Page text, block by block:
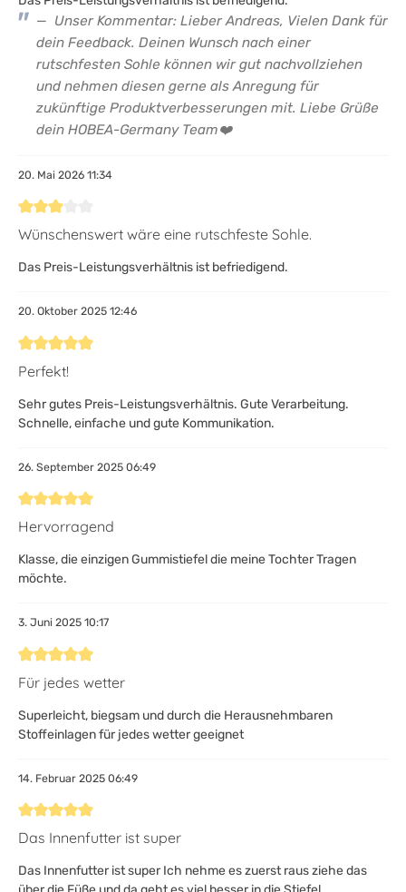
Unser Kommentar: Lieber Andreas, Vielen Dank für
dein Feedback. Deinen Wunsch nach einer
rutschfesten Sohle können wir gut nachvollziehen
und nehmen diesen gerne als Anregung für
zukünftige Produktverbesserungen mit. Liebe Grüße
dein HOBEA-Germany Team❤️
20. Mai 2026 11:34
Bewertung mit 3 von 5 Sternen
Wünschenswert wäre eine rutschfeste Sohle.
Das Preis-Leistungsverhältnis ist befriedigend.
20. Oktober 2025 12:46
Bewertung mit 5 von 5 Sternen
Perfekt!
Sehr gutes Preis-Leistungsverhältnis. Gute Verarbeitung.
Schnelle, einfache und gute Kommunikation.
26. September 2025 06:49
Bewertung mit 5 von 5 Sternen
Hervorragend
Klasse, die einzigen Gummistiefel die meine Tochter Tragen
möchte.
3. Juni 2025 10:17
Bewertung mit 5 von 5 Sternen
Für jedes wetter
Superleicht, biegsam und durch die Herausnehmbaren
Stoffeinlagen für jedes wetter geeignet
14. Februar 2025 06:49
Bewertung mit 5 von 5 Sternen
Das Innenfutter ist super
Das Innenfutter ist super Ich nehme es zuerst raus ziehe das